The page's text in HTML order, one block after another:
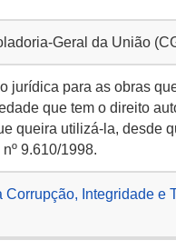
Geral da União
jurídica para as obras
que tem o direito
queira utilizá-la, desde
9.610/1998.
Integridade e